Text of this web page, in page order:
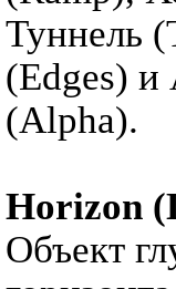
Туннель
(Edges) и
(Alpha).
Horizon
Объект